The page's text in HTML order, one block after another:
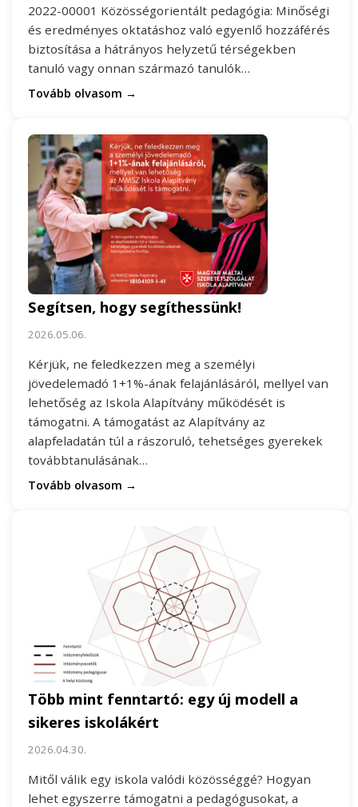
2022-00001 Közösségorientált pedagógia: Minőségi
és eredményes oktatáshoz való egyenlő hozzáférés
biztosítása a hátrányos helyzetű térségekben
tanuló vagy onnan származó tanulók…
Tovább olvasom →
Segítsen, hogy segíthessünk!
2026.05.06.
Kérjük, ne feledkezzen meg a személyi
jövedelemadó 1+1%-ának felajánlásáról, mellyel van
lehetőség az Iskola Alapítvány működését is
támogatni. A támogatást az Alapítvány az
alapfeladatán túl a rászoruló, tehetséges gyerekek
továbbtanulásának…
Tovább olvasom →
Több mint fenntartó: egy új modell a
sikeres iskolákért
2026.04.30.
Mitől válik egy iskola valódi közösséggé? Hogyan
lehet egyszerre támogatni a pedagógusokat, a